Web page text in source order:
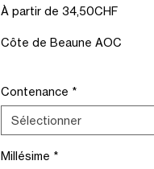
À partir de 34,50CHFPrix
Côte de Beaune AOC
Contenance *
Sélectionner
Millésime *